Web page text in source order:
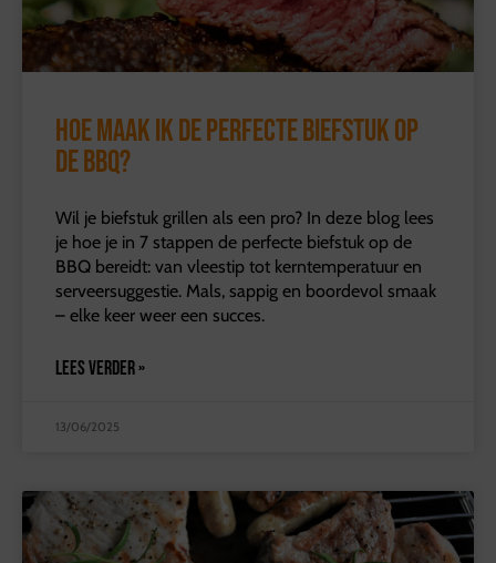
Hoe maak ik de perfecte biefstuk op
de BBQ?
Wil je biefstuk grillen als een pro? In deze blog lees
je hoe je in 7 stappen de perfecte biefstuk op de
BBQ bereidt: van vleestip tot kerntemperatuur en
serveersuggestie. Mals, sappig en boordevol smaak
– elke keer weer een succes.
LEES VERDER »
13/06/2025